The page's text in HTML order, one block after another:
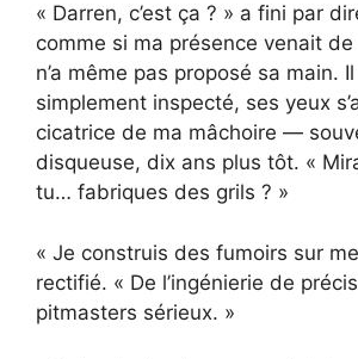
« Darren, c’est ça ? » a fini par
comme si ma présence venait de
n’a même pas proposé sa main. Il
simplement inspecté, ses yeux
cicatrice de ma mâchoire —
disqueuse, dix ans plus tôt. «
tu… fabriques des grils ? »
« Je construis des fumoirs sur
rectifié. « De l’ingénierie de
pitmasters sérieux. »